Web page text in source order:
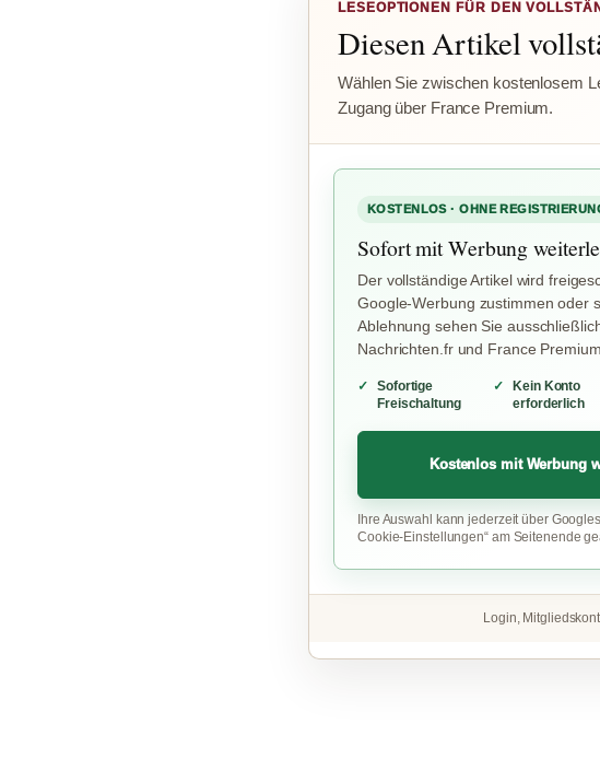
LESEOPTIONEN FÜR DEN
Diesen Artikel
Wählen Sie zwischen kostenlosem
Zugang über France Premium.
KOSTENLOS · OHNE
Sofort mit Werbung
Der vollständige Artikel wird
Google-Werbung zustimmen oder
Ablehnung sehen Sie
Nachrichten.fr und France Premium.
Sofortige
Freischaltung
Kein Konto
erforderlich
Kostenlos mit Werbung
Ihre Auswahl kann jederzeit über
Cookie-Einstellungen“ am Seitenende
Login,